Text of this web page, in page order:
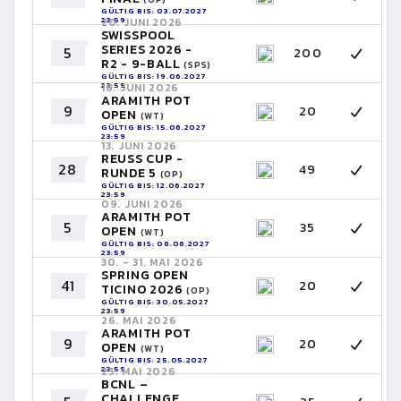
GÜLTIG BIS: 03.07.2027
23:59
5
20. JUNI 2026
SWISSPOOL
SERIES 2026 -
R2 - 9-BALL(SPS)
GÜLTIG BIS: 19.06.2027
23:59
200
9
16. JUNI 2026
ARAMITH POT
OPEN (WT)
GÜLTIG BIS: 15.06.2027
23:59
20
28
13. JUNI 2026
REUSS CUP -
RUNDE 5 (OP)
GÜLTIG BIS: 12.06.2027
23:59
49
5
09. JUNI 2026
ARAMITH POT
OPEN (WT)
GÜLTIG BIS: 08.06.2027
23:59
35
41
30. - 31. MAI 2026
SPRING OPEN
TICINO 2026(OP)
GÜLTIG BIS: 30.05.2027
23:59
20
9
26. MAI 2026
ARAMITH POT
OPEN (WT)
GÜLTIG BIS: 25.05.2027
23:59
20
25. MAI 2026
BCNL –